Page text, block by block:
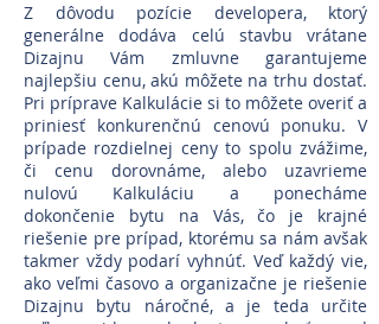
Z dôvodu pozície developera, ktorý
generálne dodáva celú stavbu vrátane
Dizajnu Vám zmluvne garantujeme
najlepšiu cenu, akú môžete na trhu dostať.
Pri príprave Kalkulácie si to môžete overiť a
priniesť konkurenčnú cenovú ponuku. V
prípade rozdielnej ceny to spolu zvážime,
či cenu dorovnáme, alebo uzavrieme
nulovú Kalkuláciu a ponecháme
dokončenie bytu na Vás, čo je krajné
riešenie pre prípad, ktorému sa nám avšak
takmer vždy podarí vyhnúť. Veď každý vie,
ako veľmi časovo a organizačne je riešenie
Dizajnu bytu náročné, a je teda určite